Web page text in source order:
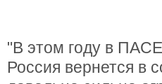
"В этом году в
Россия вернется в